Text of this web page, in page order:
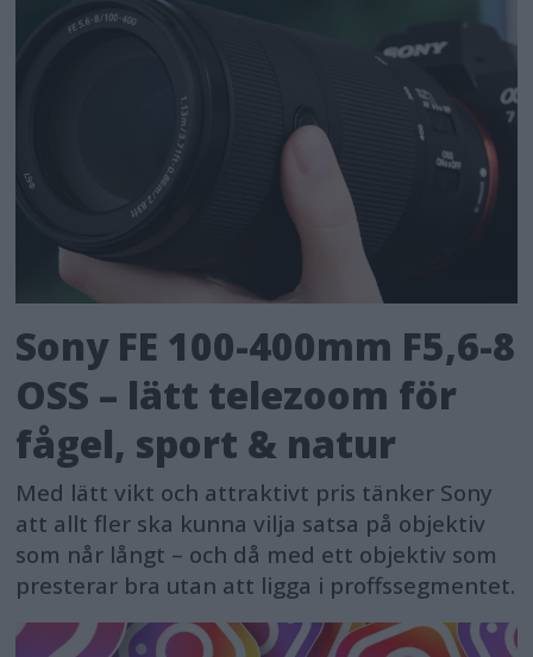
Sony FE 100-400mm F5,6-8
OSS – lätt telezoom för
fågel, sport & natur
Med lätt vikt och attraktivt pris tänker Sony
att allt fler ska kunna vilja satsa på objektiv
som når långt – och då med ett objektiv som
presterar bra utan att ligga i proffssegmentet.